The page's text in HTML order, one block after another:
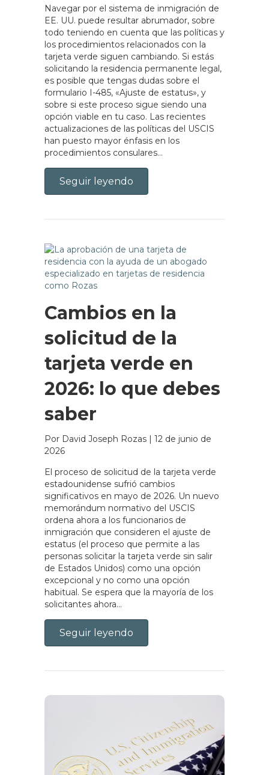
Navegar por el sistema de inmigración de
EE. UU. puede resultar abrumador, sobre
todo teniendo en cuenta que las políticas y
los procedimientos relacionados con la
tarjeta verde siguen cambiando. Si estás
solicitando la residencia permanente legal,
es posible que tengas dudas sobre el
formulario I-485, «Ajuste de estatus», y
sobre si este proceso sigue siendo una
opción viable en tu caso. Las recientes
actualizaciones de las políticas del USCIS
han puesto mayor énfasis en los
procedimientos consulares…
Seguir leyendo
Cambios en la
solicitud de la
tarjeta verde en
2026: lo que debes
saber
Por David Joseph Rozas | 12 de junio de
2026
El proceso de solicitud de la tarjeta verde
estadounidense sufrió cambios
significativos en mayo de 2026. Un nuevo
memorándum normativo del USCIS
ordena ahora a los funcionarios de
inmigración que consideren el ajuste de
estatus (el proceso que permite a las
personas solicitar la tarjeta verde sin salir
de Estados Unidos) como una opción
excepcional y no como una opción
habitual. Se espera que la mayoría de los
solicitantes ahora…
Seguir leyendo